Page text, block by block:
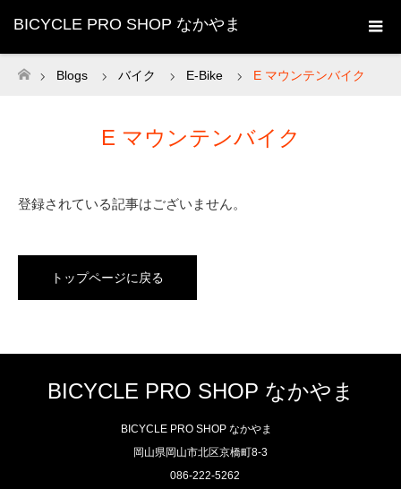
BICYCLE PRO SHOP なかやま
ホーム
Blogs バイク E-Bike E マウンテンバイク
E マウンテンバイク
登録されている記事はございません。
トップページに戻る
BICYCLE PRO SHOP なかやま
BICYCLE PRO SHOP なかやま
岡山県岡山市北区京橋町8-3
086-222-5262